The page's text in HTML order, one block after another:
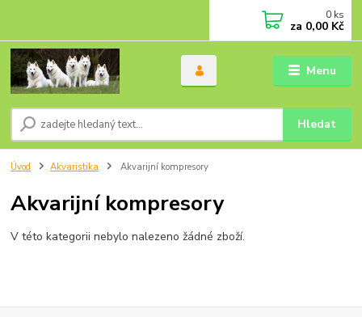
Menu
Hledat
0 ks
za 0,00 Kč
Úvod Akvaristika Akvarijní kompresory
Akvarijní kompresory
V této kategorii nebylo nalezeno žádné zboží.